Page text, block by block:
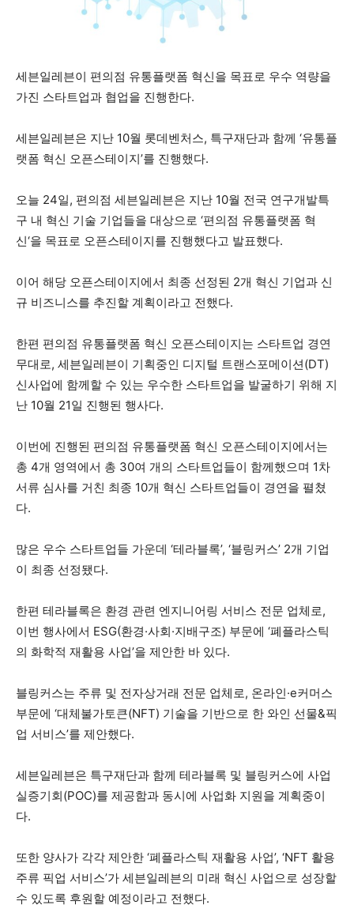
세븐일레븐이 편의점 유통플랫폼 혁신을 목표로 우수 역량을
가진 스타트업과 협업을 진행한다.
세븐일레븐은 지난 10월 롯데벤처스, 특구재단과 함께 ‘유통플
랫폼 혁신 오픈스테이지’를 진행했다.
오늘 24일, 편의점 세븐일레븐은 지난 10월 전국 연구개발특
구 내 혁신 기술 기업들을 대상으로 ‘편의점 유통플랫폼 혁
신‘을 목표로 오픈스테이지를 진행했다고 발표했다.
이어 해당 오픈스테이지에서 최종 선정된 2개 혁신 기업과 신
규 비즈니스를 추진할 계획이라고 전했다.
한편 편의점 유통플랫폼 혁신 오픈스테이지는 스타트업 경연
무대로, 세븐일레븐이 기획중인 디지털 트랜스포메이션(DT)
신사업에 함께할 수 있는 우수한 스타트업을 발굴하기 위해 지
난 10월 21일 진행된 행사다.
이번에 진행된 편의점 유통플랫폼 혁신 오픈스테이지에서는
총 4개 영역에서 총 30여 개의 스타트업들이 함께했으며 1차
서류 심사를 거친 최종 10개 혁신 스타트업들이 경연을 펼쳤
다.
많은 우수 스타트업들 가운데 ‘테라블록’, ‘블링커스’ 2개 기업
이 최종 선정됐다.
한편 테라블록은 환경 관련 엔지니어링 서비스 전문 업체로,
이번 행사에서 ESG(환경·사회·지배구조) 부문에 ‘폐플라스틱
의 화학적 재활용 사업’을 제안한 바 있다.
블링커스는 주류 및 전자상거래 전문 업체로, 온라인·e커머스
부문에 ‘대체불가토큰(NFT) 기술을 기반으로 한 와인 선물&픽
업 서비스’를 제안했다.
세븐일레븐은 특구재단과 함께 테라블록 및 블링커스에 사업
실증기회(POC)를 제공함과 동시에 사업화 지원을 계획중이
다.
또한 양사가 각각 제안한 ‘폐플라스틱 재활용 사업’, ‘NFT 활용
주류 픽업 서비스’가 세븐일레븐의 미래 혁신 사업으로 성장할
수 있도록 후원할 예정이라고 전했다.